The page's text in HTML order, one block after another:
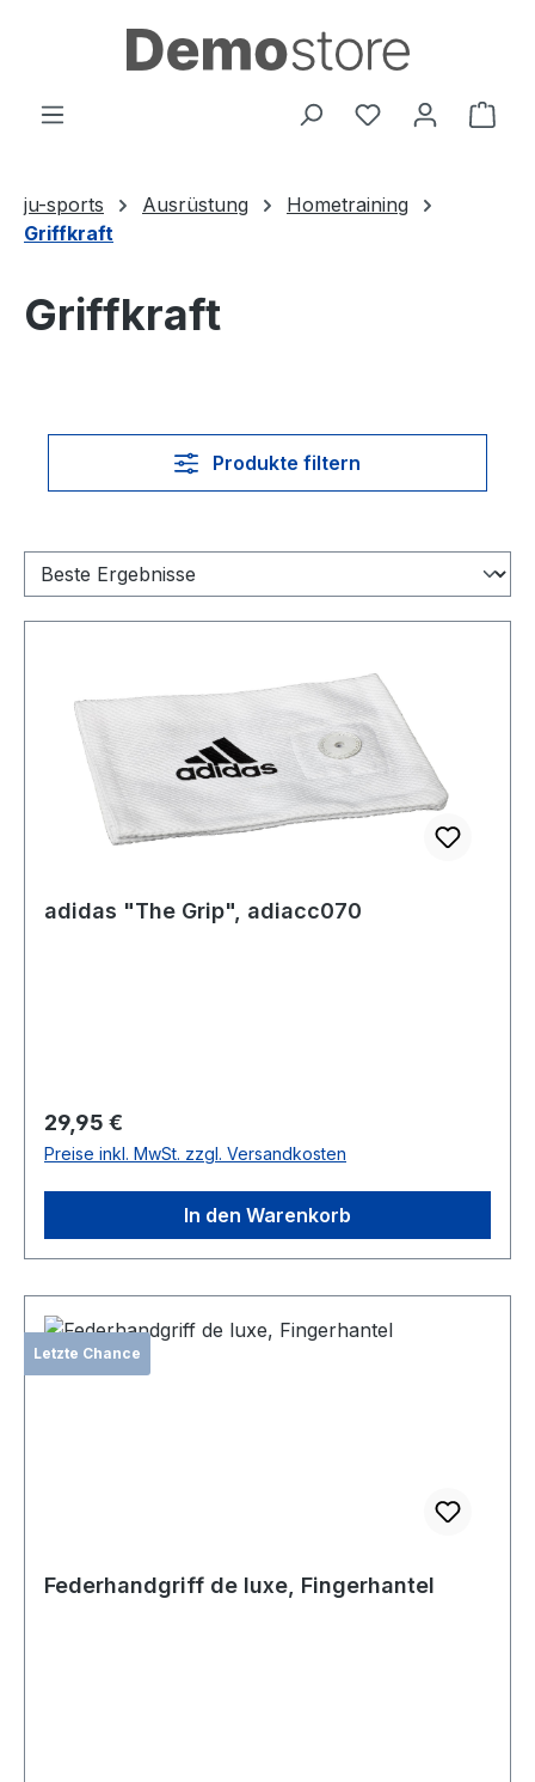
Zum Hauptinhalt springen
Du hast 0
ju-sports Ausrüstung
Hometraining
Griffkraft
Griffkraft
Produkte filtern
adidas "The Grip", adiacc070
Regulärer Preis:
29,95 €
Preise inkl. MwSt. zzgl. Versandkosten
In den Warenkorb
Letzte Chance
Federhandgriff de luxe, Fingerhantel